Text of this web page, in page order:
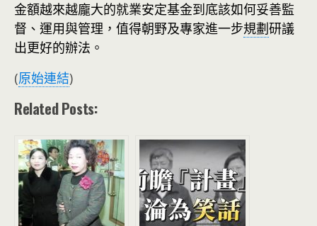
金額越來越龐大的就業安定基金到底該如何妥善監
督、運用與管理，值得朝野及專家進一步規劃研議
出更好的辦法。
(原始連結)
Related Posts: